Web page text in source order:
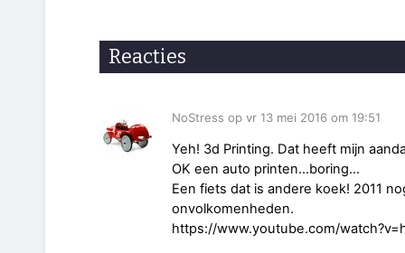
Reacties
NoStress op vr 13 mei 2016 om 19:51
Yeh! 3d Printing. Dat heeft mijn
OK een auto printen...boring...
Een fiets dat is andere koek! 2011
onvolkomenheden.
https://www.youtube.com/